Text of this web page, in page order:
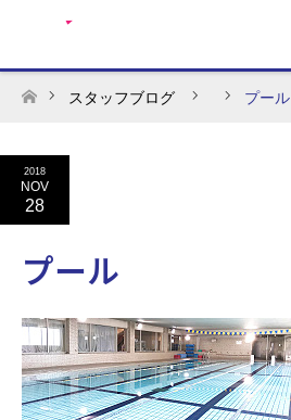
ホーム
スタッフブログ プール
2018
NOV
28
プール